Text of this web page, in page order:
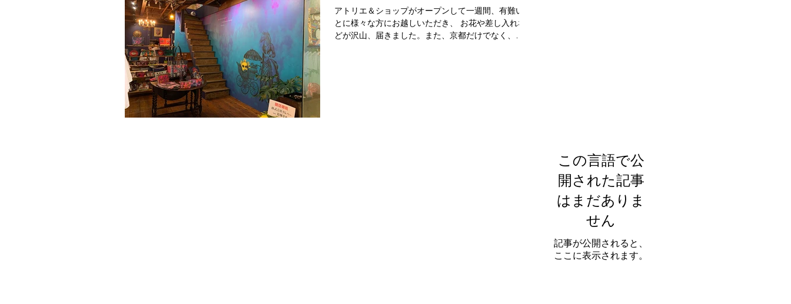
アトリエ＆ショップがオープンして一週間、有難いこ
とに様々な方にお越しいただき、 お花や差し入れな
どが沢山、届きました。また、京都だけでなく、
この言語で公
開された記事
はまだありま
せん
記事が公開されると、
ここに表示されます。